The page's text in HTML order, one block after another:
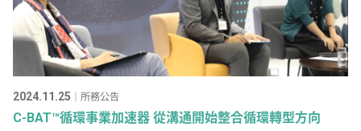
2024.11.25 ｜所務公告
C-BAT™循環事業加速器 從溝通開始整合循環轉型方向